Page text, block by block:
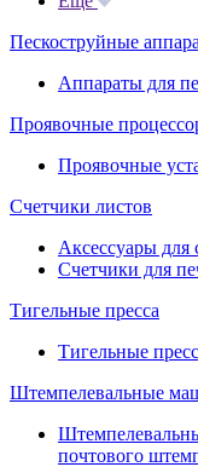
Пескоструйные
Аппараты для
Проявочные
Проявочные
Счетчики листов
Аксессуары для
Счетчики для
Тигельные пресса
Тигельные
Штемпелевальные
почтового